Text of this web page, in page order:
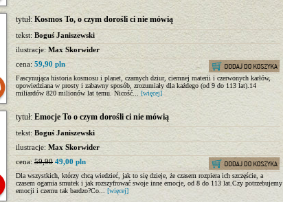
tytuł: Kosmos To, o czym dorośli ci nie mówią
tekst: Boguś Janiszewski
ilustracje:Max Skorwider
cena: 59,90 pln
Fascynująca historia kosmosu i planet, czarnych dziur, ciemnej materii i czerwonych karłów,
opowiedziana w prosty i zabawny sposób, zrozumiały dla każdego (od 9 do 113 lat).14
miliardów 820 milionów lat temu. Nicość... [więcej]
tytuł: Emocje To o czym dorośli ci nie mówią
tekst: Boguś Janiszewski
ilustracje: Max Skorwider
cena: 59,90 49,00 pln
Dla wszystkich, którzy chcą wiedzieć, jak to się dzieje, że czasem rozpiera ich szczęście, a
czasem ogarnia smutek i jak rozszyfrować swoje inne emocje, od 8 do 113 lat.Czy potrzebujemy
emocji i czemu tak bardzo?Co... [więcej]